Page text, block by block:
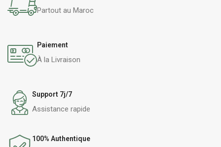
Partout au Maroc
Paiement
À la Livraison
Support 7j/7
Assistance rapide
100% Authentique